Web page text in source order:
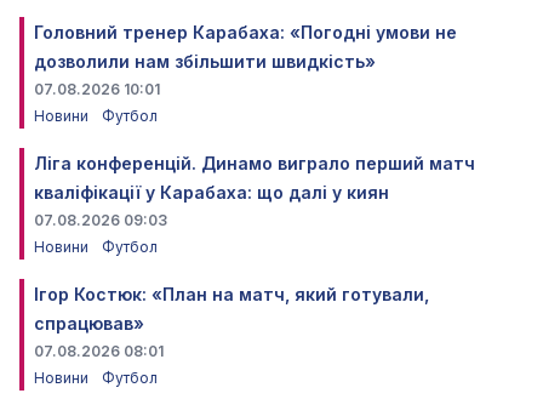
Головний тренер Карабаха: «Погодні умови не
дозволили нам збільшити швидкість»
07.08.2026 10:01
Новини
Футбол
Ліга конференцій. Динамо виграло перший матч
кваліфікації у Карабаха: що далі у киян
07.08.2026 09:03
Новини
Футбол
Ігор Костюк: «План на матч, який готували,
спрацював»
07.08.2026 08:01
Новини
Футбол